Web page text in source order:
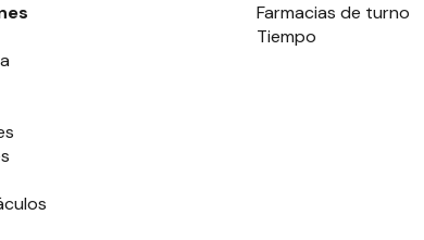
Farmacias de turno
Tiempo